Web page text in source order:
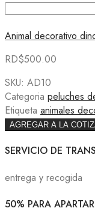
Animal decorativo
RD$500.00
SKU: AD10
Categoria peluches
Etiqueta animales
AGREGAR A LA
SERVICIO DE
entrega y recogida
50% PARA